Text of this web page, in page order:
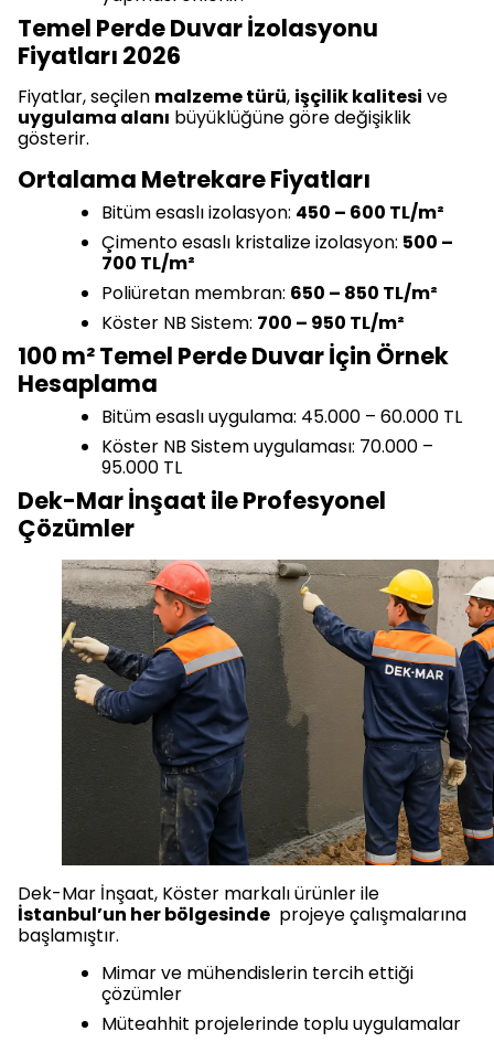
Temel Perde Duvar İzolasyonu
Fiyatları 2026
Fiyatlar, seçilen malzeme türü, işçilik kalitesi ve
uygulama alanı büyüklüğüne göre değişiklik
gösterir.
Ortalama Metrekare Fiyatları
Bitüm esaslı izolasyon: 450 – 600 TL/m²
Çimento esaslı kristalize izolasyon: 500 –
700 TL/m²
Poliüretan membran: 650 – 850 TL/m²
Köster NB Sistem: 700 – 950 TL/m²
100 m² Temel Perde Duvar İçin Örnek
Hesaplama
Bitüm esaslı uygulama: 45.000 – 60.000 TL
Köster NB Sistem uygulaması: 70.000 –
95.000 TL
Dek-Mar İnşaat ile Profesyonel
Çözümler
Dek-Mar İnşaat, Köster markalı ürünler ile
İstanbul’un her bölgesinde projeye çalışmalarına
başlamıştır.
Mimar ve mühendislerin tercih ettiği
çözümler
Müteahhit projelerinde toplu uygulamalar